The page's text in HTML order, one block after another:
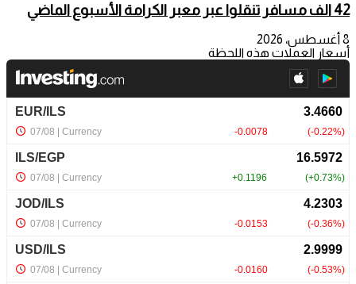
42 الف مسافر تنقلوا عبر معبر الكرامة الأسبوع الماضي
8 أغسطس، 2026
أسعار العملات هذه اللحظة